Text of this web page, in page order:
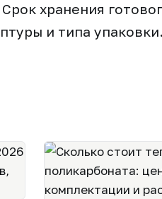
хранения
и типа упаковки.